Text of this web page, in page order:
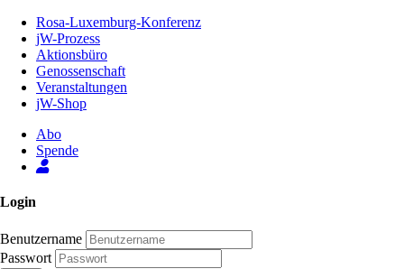
Inhalt
Seite
Rosa-Luxemburg-Konferenz
jW-Prozess
Aktionsbüro
Genossenschaft
Veranstaltungen
jW-Shop
Abo
Spende
Login
Benutzername
Passwort